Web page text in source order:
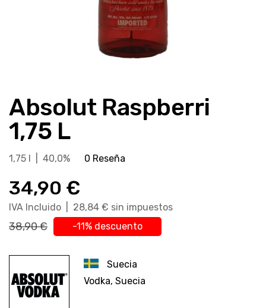
comienzo
de
la
galería
de
Absolut Raspberri
1,75 L
1,75 l | 40,0% 0 Reseña
34,90 €
IVA Incluido | 28,84 € sin impuestos
38,90 € -11% descuento
Suecia
Vodka, Suecia